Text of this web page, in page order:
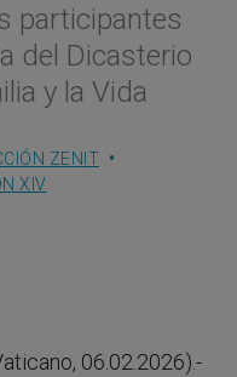
participantes
del Dicasterio
y la Vida
ZENIT
XIV
06.02.2026).-